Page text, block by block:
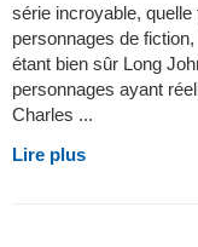
série incroyable,
personnages de
étant bien sûr Long
personnages ayant
Charles ...
Lire plus